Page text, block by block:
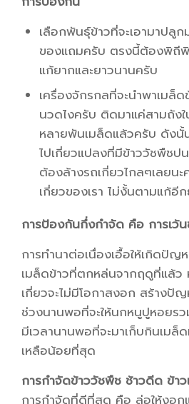
เลือกพันธุ์ข้าวที่จะเอามาปลูกม
ของแถมครับ ตรงนี้ต้องพิถีพิ
แก้ยากและยาวนานครับ
เครื่องจักรกลที่จะนำพาเมล็
นวดไงครับ ติดมาแค่สามถัง
หลายพันเมล็ดแล้วครับ ดังนั้
ไปเกี่ยวแปลงที่มีข้าววัชพืชป
ต้องล้างรถเกี่ยวไกลๆเลยน
เกี่ยวของเรา ไม่งั้นตามแก้อี
การป้องกันกึ่งกำจัด คือ การเว้
การทำนาต่อเนื่องเอื้อให้เกิดปัญ
เมล็ดข้าวที่ตกหล่นจากฤดูที่แล้
เกี่ยวจะไม่มีโอกาสงอก สร้างปัญ
ช่วงนานพอที่จะให้นกหนูปูหอยรว
มีเวลานานพอที่จะมาเก็บกินเม
เหลือน้อยที่สุด
การกำจัดข้าววัชพืช ช้าวดีด ข้าว
การกำจัดที่ดีที่สุด คือ ล่อให้งอก